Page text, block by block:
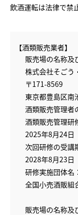
飲酒運転は法律で禁
【酒類販売業者】
販売場の名称及
株式会社そご
〒171-8569
東京都豊島区南
酒類販売管理
酒類販売管理研
2025年8月24日
次回研修の受講
2028年8月23日
研修実施団体名：
全国小売酒販組
販売場の名称及